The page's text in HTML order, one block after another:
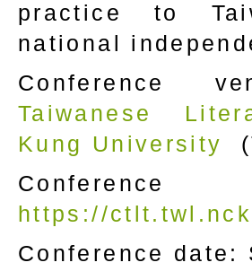
practice to
national
Conference
Taiwanese
Kung University
https://
Conference date: